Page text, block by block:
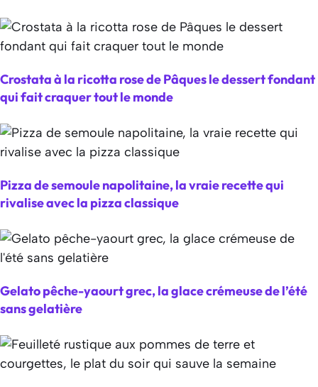
Crostata à la ricotta rose de Pâques le dessert fondant
qui fait craquer tout le monde
Pizza de semoule napolitaine, la vraie recette qui
rivalise avec la pizza classique
Gelato pêche-yaourt grec, la glace crémeuse de l’été
sans gelatière